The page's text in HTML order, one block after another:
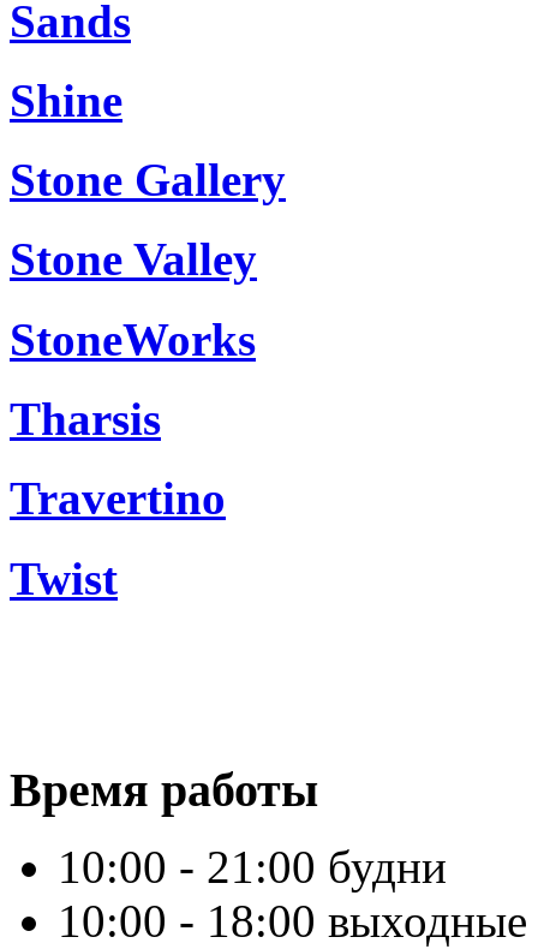
Sands
Shine
Stone Gallery
Stone Valley
StoneWorks
Tharsis
Travertino
Twist
Время работы
10:00 - 21:00 будни
10:00 - 18:00 выходные